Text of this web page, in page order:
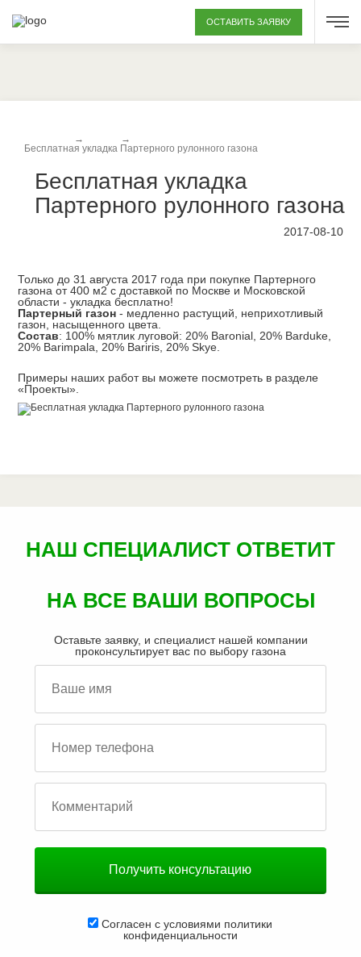
ОСТАВИТЬ ЗАЯВКУ
→
→
Бесплатная укладка Партерного рулонного газона
Бесплатная укладка
Партерного рулонного газона
2017-08-10
Только до 31 августа 2017 года при покупке Партерного
газона от 400 м2 с доставкой по Москве и Московской
области - укладка бесплатно!
Партерный газон - медленно растущий, неприхотливый
газон, насыщенного цвета.
Состав: 100% мятлик луговой: 20% Baronial, 20% Barduke,
20% Barimpala, 20% Bariris, 20% Skye.
Примеры наших работ вы можете посмотреть в разделе
«Проекты»
НАШ СПЕЦИАЛИСТ ОТВЕТИТ
НА ВСЕ ВАШИ ВОПРОСЫ
Оставьте заявку, и специалист нашей компании
проконсультирует вас по выбору газона
Согласен с условиями политики
конфиденциальности